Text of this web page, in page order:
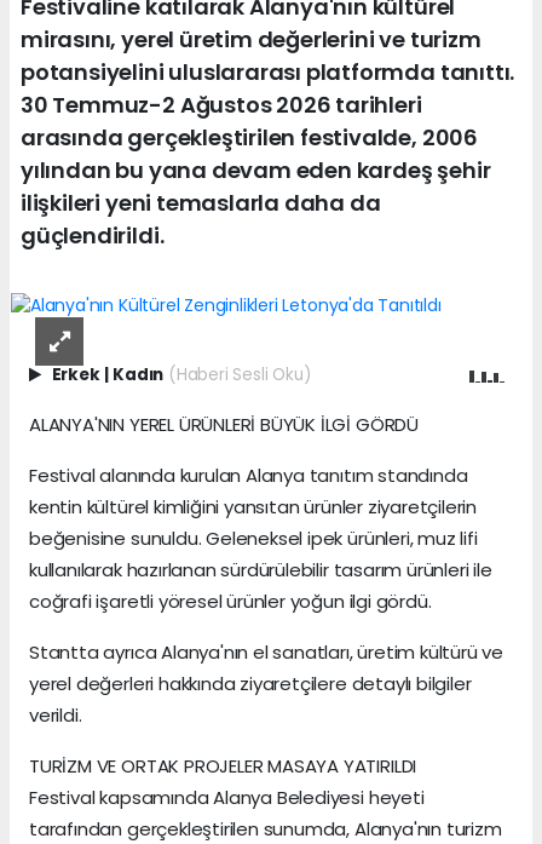
Festivaline katılarak Alanya'nın kültürel
mirasını, yerel üretim değerlerini ve turizm
potansiyelini uluslararası platformda tanıttı.
30 Temmuz-2 Ağustos 2026 tarihleri
arasında gerçekleştirilen festivalde, 2006
yılından bu yana devam eden kardeş şehir
ilişkileri yeni temaslarla daha da
güçlendirildi.
Erkek Kadın (Haberi Sesli Oku)
ALANYA'NIN YEREL ÜRÜNLERİ BÜYÜK İLGİ GÖRDÜ
Festival alanında kurulan Alanya tanıtım standında
kentin kültürel kimliğini yansıtan ürünler ziyaretçilerin
beğenisine sunuldu. Geleneksel ipek ürünleri, muz lifi
kullanılarak hazırlanan sürdürülebilir tasarım ürünleri ile
coğrafi işaretli yöresel ürünler yoğun ilgi gördü.
Stantta ayrıca Alanya'nın el sanatları, üretim kültürü ve
yerel değerleri hakkında ziyaretçilere detaylı bilgiler
verildi.
TURİZM VE ORTAK PROJELER MASAYA YATIRILDI
Festival kapsamında Alanya Belediyesi heyeti
tarafından gerçekleştirilen sunumda, Alanya'nın turizm